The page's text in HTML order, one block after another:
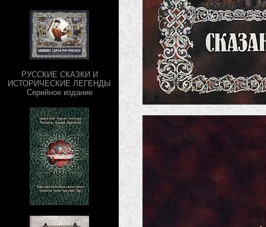
РУССКИЕ СКАЗКИ И
ИСТОРИЧЕСКИЕ ЛЕГЕНДЫ
Серийное издание